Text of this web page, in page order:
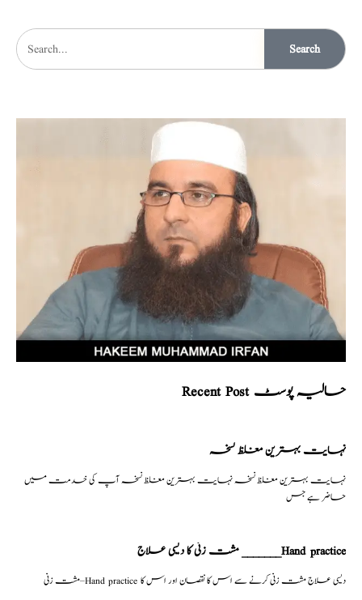
Search
Recent Post حالیہ پوسٹ
نہایت بہترین مغلظ نسخہ
نہایت بہترین مغلظ نسخہ نہایت بہترین مغلظ نسخہ آپ کی خدمت میں
حاضر ہے جس
مشت زنی کا دیسی علاج _______Hand practice
مشت زنی–Hand practice دیسی علاج مشت زنی کرنے سے اس کا نقصان اور اس کا